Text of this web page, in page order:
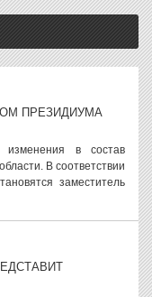
ПРЕЗИДИУМА
изменения в состав
В соответствии
заместитель